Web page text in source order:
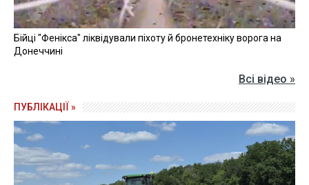
Бійці "Фенікса" ліквідували піхоту й бронетехніку ворога на
Донеччині
Всі відео »
ПУБЛІКАЦІЇ »